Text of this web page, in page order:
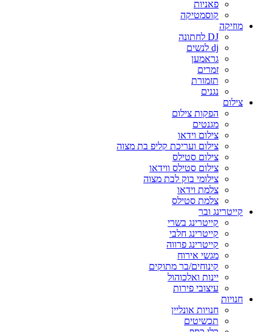
פאניות
קוסמטיקה
מוזיקה
DJ לחתונה
dj לנשים
גראמען
זמרים
תזמורת
נגנים
צילום
הפקות צילום
מגנטים
צילום וידאו
צילום ועריכת קליפ בת מצוה
צילום סטילס
צילום סטילס ווידאו
צילומי בוק לבת מצוה
צלמת וידאו
צלמת סטילס
קייטרינג ובר
קייטרינג בשרי
קייטרינג חלבי
קייטרינג פרווה
מגשי אירוח
קינוחים/בר מתוקים
יינות ואלכוהול
עיצובי פירות
חנויות
חנויות אונליין
תכשיטים